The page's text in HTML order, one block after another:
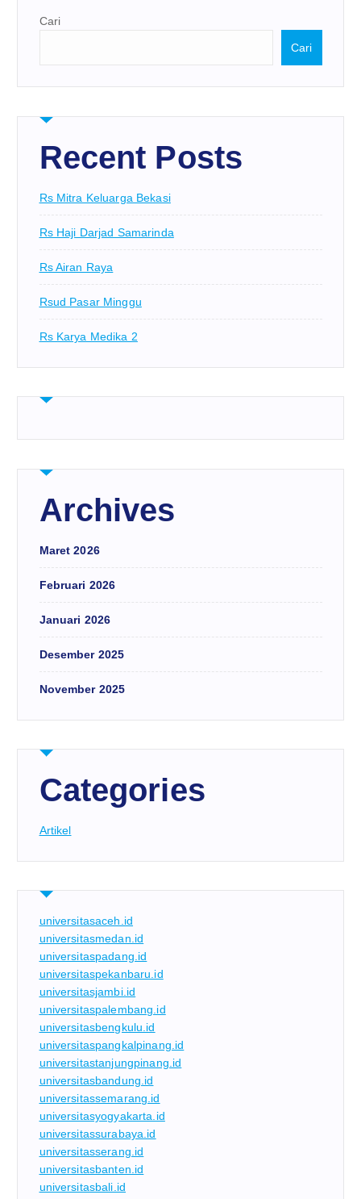
Cari
Cari
Recent Posts
Rs Mitra Keluarga Bekasi
Rs Haji Darjad Samarinda
Rs Airan Raya
Rsud Pasar Minggu
Rs Karya Medika 2
Archives
Maret 2026
Februari 2026
Januari 2026
Desember 2025
November 2025
Categories
Artikel
universitasaceh.id
universitasmedan.id
universitaspadang.id
universitaspekanbaru.id
universitasjambi.id
universitaspalembang.id
universitasbengkulu.id
universitaspangkalpinang.id
universitastanjungpinang.id
universitasbandung.id
universitassemarang.id
universitasyogyakarta.id
universitassurabaya.id
universitasserang.id
universitasbanten.id
universitasbali.id